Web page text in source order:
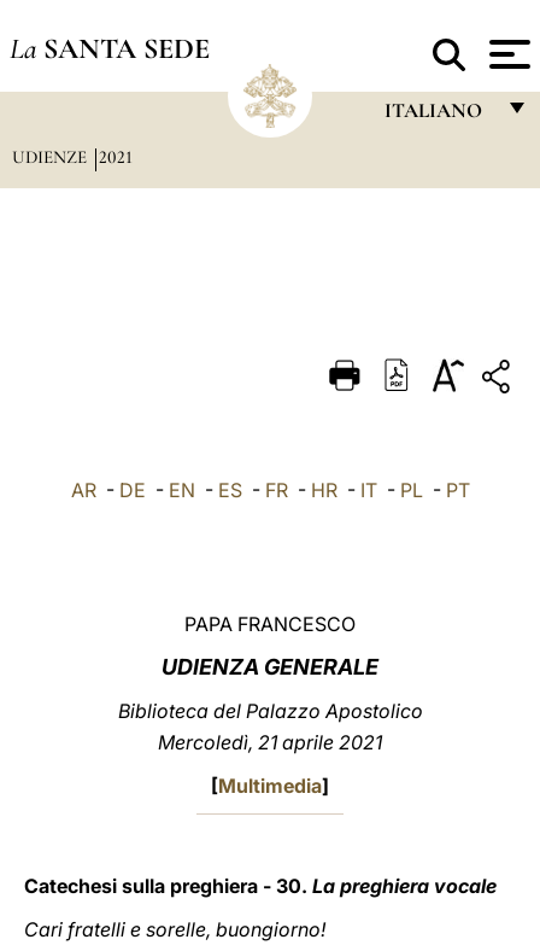
La SANTA SEDE
ITALIANO
DEUTSCH
العربيّة
UDIENZE 2021
AR- DE - EN - ES- FR- HR- IT- PL- PT
PAPA FRANCESCO
UDIENZA GENERALE
Biblioteca del Palazzo Apostolico
Mercoledì, 21 aprile 2021
[Multimedia]
Catechesi sulla preghiera - 30. La preghiera vocale
Cari fratelli e sorelle, buongiorno!